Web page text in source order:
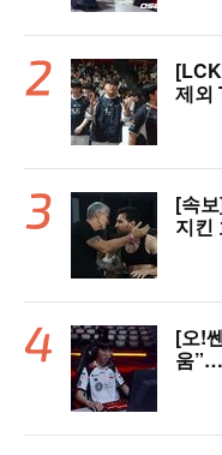
제외
[속
지킨
[오!
움”…